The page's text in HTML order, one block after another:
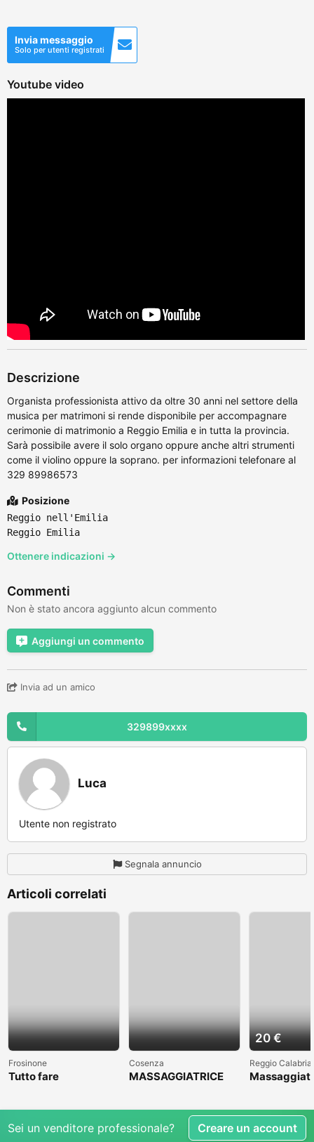
Invia messaggio
Solo per utenti registrati
Youtube video
Descrizione
Organista professionista attivo da oltre 30 anni nel settore della
musica per matrimoni si rende disponibile per accompagnare
cerimonie di matrimonio a Reggio Emilia e in tutta la provincia.
Sarà possibile avere il solo organo oppure anche altri strumenti
come il violino oppure la soprano. per informazioni telefonare al
329 89986573
Posizione
Reggio nell'Emilia
Reggio Emilia
Ottenere indicazioni →
Commenti
Non è stato ancora aggiunto alcun commento
Aggiungi un commento
Invia ad un amico
329899xxxx
Luca
Utente non registrato
Segnala annuncio
Articoli correlati
Frosinone
Tutto fare
Cosenza
MASSAGGIATRICE
20 €
Reggio Calabria
Sei un venditore professionale? Creare un account